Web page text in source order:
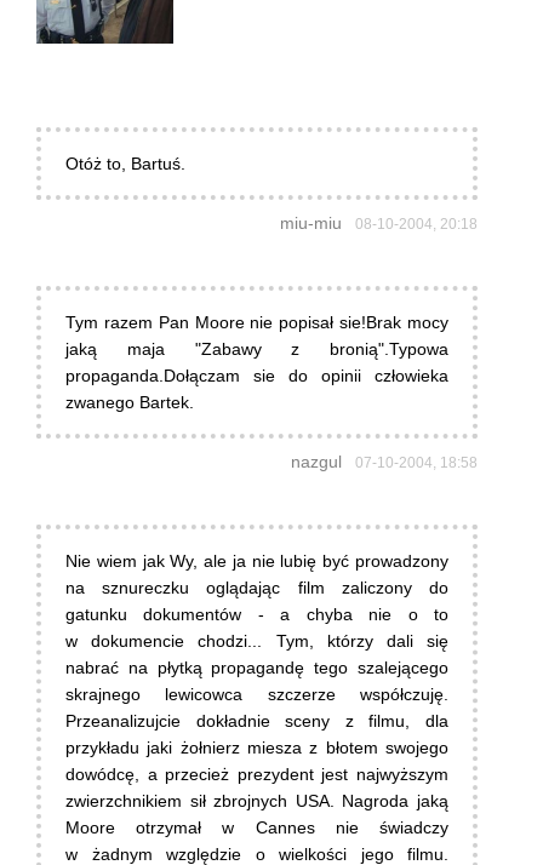
Otóż to, Bartuś.
miu-miu 08-10-2004, 20:18
Tym razem Pan Moore nie popisał sie!Brak mocy
jaką maja "Zabawy z bronią".Typowa
propaganda.Dołączam sie do opinii człowieka
zwanego Bartek.
nazgul 07-10-2004, 18:58
Nie wiem jak Wy, ale ja nie lubię być prowadzony
na sznureczku oglądając film zaliczony do
gatunku dokumentów - a chyba nie o to
w dokumencie chodzi... Tym, którzy dali się
nabrać na płytką propagandę tego szalejącego
skrajnego lewicowca szczerze współczuję.
Przeanalizujcie dokładnie sceny z filmu, dla
przykładu jaki żołnierz miesza z błotem swojego
dowódcę, a przecież prezydent jest najwyższym
zwierzchnikiem sił zbrojnych USA. Nagroda jaką
Moore otrzymał w Cannes nie świadczy
w żadnym względzie o wielkości jego filmu.